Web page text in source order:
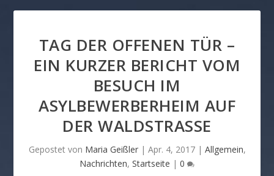
TAG DER OFFENEN TÜR –
EIN KURZER BERICHT VOM
BESUCH IM
ASYLBEWERBERHEIM AUF
DER WALDSTRASSE
Gepostet von Maria Geißler| Apr. 4, 2017| Allgemein,
Nachrichten, Startseite | 0